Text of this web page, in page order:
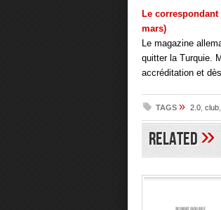
Le
mars)
Le magazine
quitter la Turquie.
accréditation et
TAGS » 2.0 club
Related»